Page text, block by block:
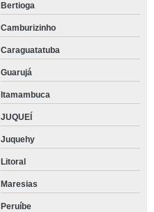
Bertioga
Camburizinho
Caraguatatuba
Guarujá
Itamambuca
JUQUEÍ
Juquehy
Litoral
Maresias
Peruíbe